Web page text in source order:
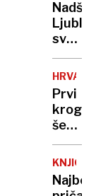
Goloba
POD
svari
pred
Prvi
krog
še
ne
bo
KNJIGE
Najbolj